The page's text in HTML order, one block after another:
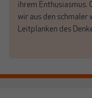
ihrem Enthusiasmus.
wir aus den schmaler
Leitplanken des